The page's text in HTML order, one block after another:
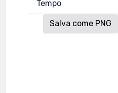
Tempo
Salva come PNG